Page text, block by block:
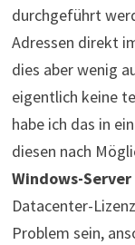
durchgeführt
Adressen direkt
dies aber wenig
eigentlich keine
habe ich das in
diesen nach
Windows-Server
Datacenter-
Problem sein,